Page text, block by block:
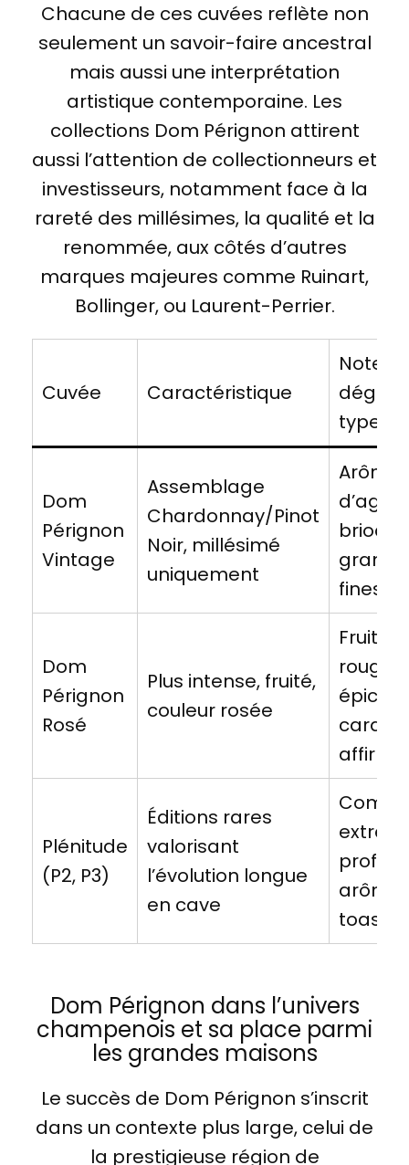
Chacune de ces cuvées reflète non
seulement un savoir-faire ancestral
mais aussi une interprétation
artistique contemporaine. Les
collections Dom Pérignon attirent
aussi l’attention de collectionneurs et
investisseurs, notamment face à la
rareté des millésimes, la qualité et la
renommée, aux côtés d’autres
marques majeures comme Ruinart,
Bollinger, ou Laurent-Perrier.
Cuvée Caractéristique
Note
type
Dom
Pérignon
Vintage
Assemblage
Chardonnay/Pinot
Noir, millésimé
uniquement
grande
finesse
Dom
Pérignon
Rosé
Plus intense, fruité,
couleur rosée
Fruits
rouges,
épices,
affirmé
Plénitude
(P2, P3)
Éditions rares
valorisant
l’évolution longue
en cave
toastés
Dom Pérignon dans l’univers
champenois et sa place parmi
les grandes maisons
Le succès de Dom Pérignon s’inscrit
dans un contexte plus large, celui de
la prestigieuse région de